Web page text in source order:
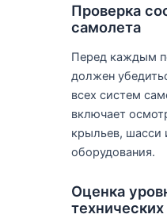
Проверка
самолета
Перед каждым
должен
всех систем
включает
крыльев, шасси
оборудования.
Оценка